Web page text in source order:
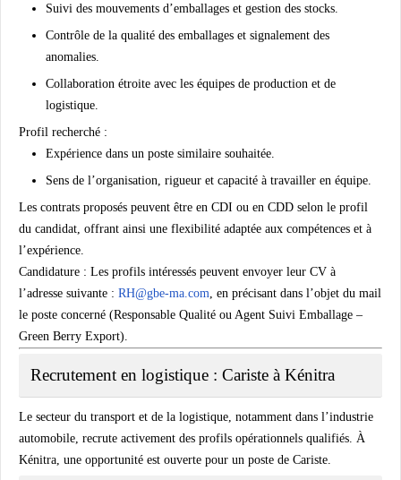
Suivi des mouvements d’emballages et gestion des stocks.
Contrôle de la qualité des emballages et signalement des
anomalies.
Collaboration étroite avec les équipes de production et de
logistique.
Profil recherché :
Expérience dans un poste similaire souhaitée.
Sens de l’organisation, rigueur et capacité à travailler en équipe.
Les contrats proposés peuvent être en CDI ou en CDD selon le profil
du candidat, offrant ainsi une flexibilité adaptée aux compétences et à
l’expérience.
Candidature : Les profils intéressés peuvent envoyer leur CV à
l’adresse suivante : RH@gbe-ma.com , en précisant dans l’objet du mail
le poste concerné (Responsable Qualité ou Agent Suivi Emballage –
Green Berry Export).
Recrutement en logistique : Cariste à Kénitra
Le secteur du transport et de la logistique, notamment dans l’industrie
automobile, recrute activement des profils opérationnels qualifiés. À
Kénitra, une opportunité est ouverte pour un poste de Cariste.